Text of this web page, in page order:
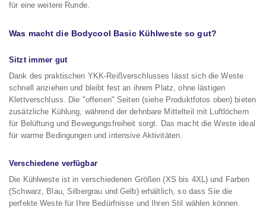
für eine weitere Runde.
Was macht die Bodycool Basic Kühlweste so gut?
Sitzt immer gut
Dank des praktischen YKK-Reißverschlusses lässt sich die Weste
schnell anziehen und bleibt fest an ihrem Platz, ohne lästigen
Klettverschluss. Die "offenen" Seiten (siehe Produktfotos oben) bieten
zusätzliche Kühlung, während der dehnbare Mittelteil mit Luftlöchern
für Belüftung und Bewegungsfreiheit sorgt. Das macht die Weste ideal
für warme Bedingungen und intensive Aktivitäten.
Verschiedene verfügbar
Die Kühlweste ist in verschiedenen Größen (XS bis 4XL) und Farben
(Schwarz, Blau, Silbergrau und Gelb) erhältlich, so dass Sie die
perfekte Weste für Ihre Bedürfnisse und Ihren Stil wählen können.